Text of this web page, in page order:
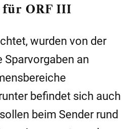
für ORF III
wurden von der
Sparvorgaben an
befindet sich auch
beim Sender rund